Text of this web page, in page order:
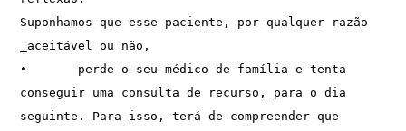
Suponhamos que esse paciente, por qualquer razão
_aceitável ou não,
•	perde o seu médico de família e tenta
conseguir uma consulta de recurso, para o dia
seguinte. Para isso, terá de compreender que